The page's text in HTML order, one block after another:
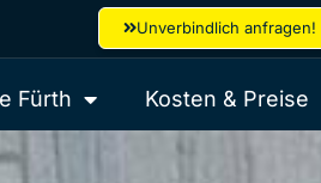
Unverbindlich anfragen!
Fürth Kosten & Preise